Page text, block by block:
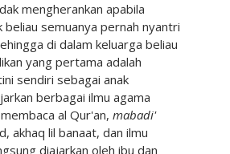
mengherankan apabila
beliau semuanya pernah nyantri
di dalam keluarga beliau
yang pertama adalah
sendiri sebagai anak
berbagai ilmu agama
al Qur'an, mabadi'
akhaq lil banaat, dan ilmu
diajarkan oleh ibu dan